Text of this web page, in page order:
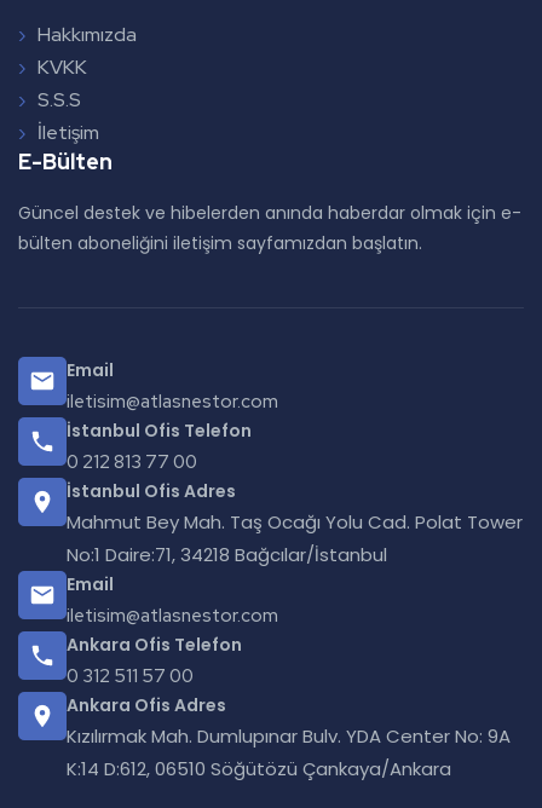
Hakkımızda
KVKK
S.S.S
İletişim
E-Bülten
Güncel destek ve hibelerden anında haberdar olmak için e-
bülten aboneliğini iletişim sayfamızdan başlatın.
Email
iletisim@atlasnestor.com
İstanbul Ofis Telefon
0 212 813 77 00
İstanbul Ofis Adres
Mahmut Bey Mah. Taş Ocağı Yolu Cad. Polat Tower
No:1 Daire:71, 34218 Bağcılar/İstanbul
Email
iletisim@atlasnestor.com
Ankara Ofis Telefon
0 312 511 57 00
Ankara Ofis Adres
Kızılırmak Mah. Dumlupınar Bulv. YDA Center No: 9A
K:14 D:612, 06510 Söğütözü Çankaya/Ankara